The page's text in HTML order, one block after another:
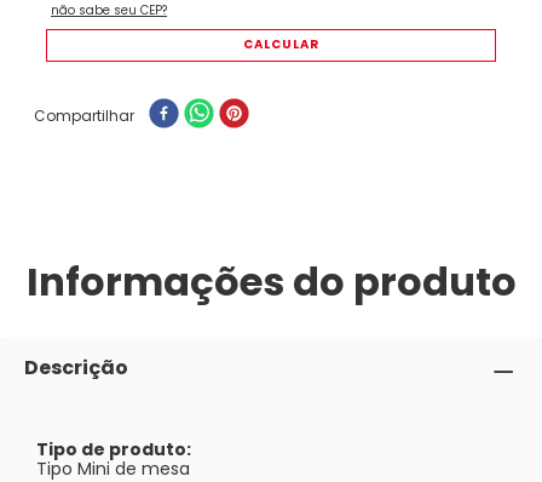
Compartilhar
Informações do produto
Descrição
Tipo de produto:
Tipo Mini de mesa